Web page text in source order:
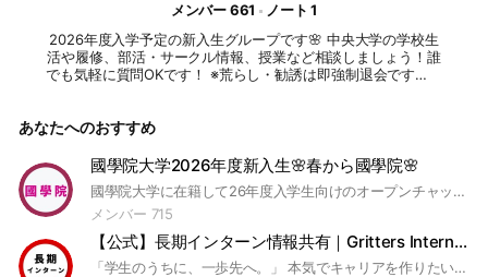
メンバー 661
ノート 1
2026年度入学予定の新入生グループです🌸 中央大学の学校生
活や履修、部活・サークル情報、授業など相談しましょう！誰
でも気軽に質問OKです！ ※荒らし・勧誘は即強制退会です🙏 #
あなたへのおすすめ
國學院大学2026年度新入生🌸春から國學院🌸
國學院大学に在籍して26年度入学生向けのオープンチャットです🥳 授業やサークル、ゼミなどの情報共有に是非是非ご活用ください🎉 #國學院大学 #國學院 #大学 #春から國學院大学 #楽単 #就活 #就職活動 #インターン #サマーインターン #冬インターン #サークル #バイト #ゼミ #早期選考 #本選考 #マーケティング #履修登録 #英語 #フランス語 #中国語 #スペイン語 #雑談 #コミュニティ #新歓 #新入生歓迎会 #恋愛 #学祭 #学園祭 #文化祭 #大学受験 #旅行 #免許 #合宿免許 #教職 #教職免許 #留学 #TOEIC #長期インターン #起業 #新生活 #金融 #一人暮らし #アルバイト
メンバー 715
【公式】長期インターン情報共有｜Gritters Intern｜28卒29卒30卒
「学生のうちに、一歩先へ。」 本気でキャリアを作りたい学生のためのインターン情報共有コミュニティ。 体験談・選考情報・ES対策を自由に投稿・相談できます。 📌 日本中のインターン志望の大学生が集まる場所 📌ここでしか聞けない長期インターンの秘策が盛りだくさん 📌 長期インターンサイト【Gritters Intern】が運営 #長期インターン #インターン #インターンシップ #インターン情報 #インターン選考 #インターン体験談 #夏インターン #冬インターン #春インターン #27卒 #28卒 #29卒 #30卒 #31卒 #32卒 #就活 #就職活動 #キャリア #大学生 #ガクチカ作り #内定 #本選考 #IT #Web #SaaS #AI #DX #データサイエンス #IoT #セキュリティ #AR #VR #エンジニア #フロントエンド #バックエンド #インフラ #クラウド #プログラミング #デザイナー #UIデザイン #UXデザイン #Webデザイン #マーケティング #デジタルマーケ #SNSマーケ #SEO #広告 #PR #コンテンツ #ブランディング #営業 #法人営業 #新規営業 #インサイドセールス #コンサル #戦略コンサル #経営コンサル #ITコンサル #金融 #銀行 #証券 #投資銀行 #VC #ファンド #保険 #フィンテック #商社 #総合商社 #専門商社 #人事 #採用 #HR #経営企画 #事業開発 #新規事業 #財務 #経理 #法務 #メディア #出版 #編集 #ライター #映像 #ゲーム #アニメ #エンタメ #不動産 #建設 #インフラ #自動車 #製造業 #半導体 #医療 #ヘルスケア #製薬 #教育 #EdTech #EC #物流 #ファッション #コスメ #ベンチャー #スタートアップ #メガベンチャー #外資 #大手 #早慶 #MARCH #関関同立 #上智 #ICU #東工大 #阪大 #名大 #国公立 #ES #エントリーシート #面接対策 #自己分析 #ガクチカ #志望動機 #GD #グループディスカッション #SPI #webテスト #週2 #週3 #フルリモート #有給インターン #業務委託